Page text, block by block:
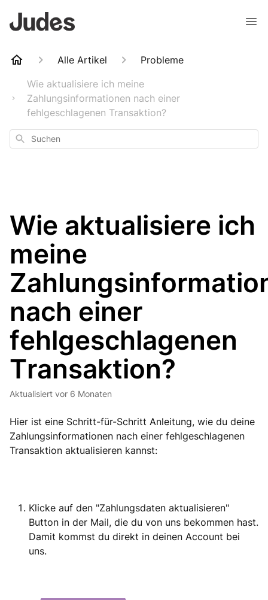
Alle Artikel
Probleme
Wie aktualisiere ich meine
Zahlungsinformationen nach einer
fehlgeschlagenen Transaktion?
Suchen
Wie aktualisiere ich
meine
nach einer
fehlgeschlagenen
Transaktion?
Aktualisiert vor 6 Monaten
Hier ist eine Schritt-für-Schritt Anleitung, wie du deine
Zahlungsinformationen nach einer fehlgeschlagenen
Transaktion aktualisieren kannst:
Klicke auf den "Zahlungsdaten aktualisieren"
Button in der Mail, die du von uns bekommen hast.
Damit kommst du direkt in deinen Account bei
uns.